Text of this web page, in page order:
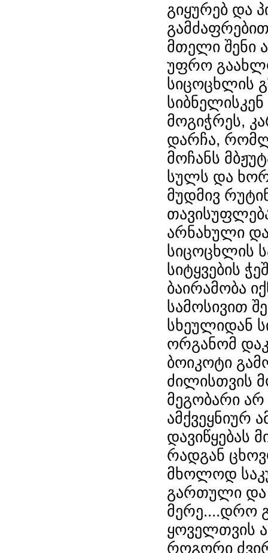
გიყურებ და
მთელი შენი
უფრო
სიცოცხლის
მოგიჭრეს,
დარჩა,
მოჩანს
სულს და
მუდმივ
არნახული
სიცოცხლის
სიტყვების
ბაირამობა
სამოსივით
სხეულიდან
ორგანომ
ბოიკოტი
ძილისთვის
მეგობარი
ამქვეყნიურ
დავიწყებას
რადგან
მხოლოდ
გართული და
მერე....დრო
ყოველთვის
როგორი